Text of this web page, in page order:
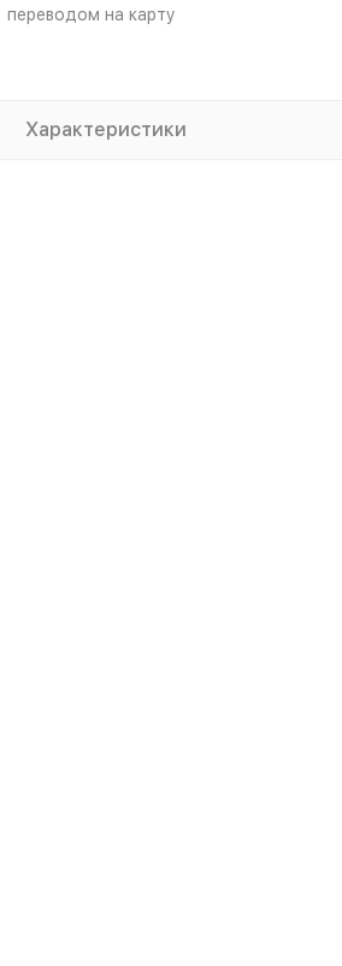
переводом на карту
Характеристики